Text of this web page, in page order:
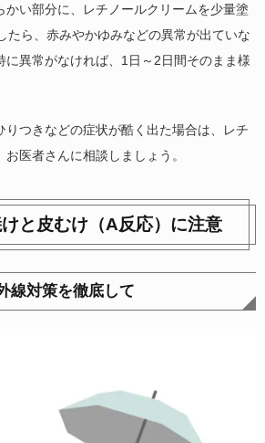
かい部分に、レチノールクリームを少量塗
たら、赤みやかゆみなどの異常が出ていな
に異常がなければ、1日～2日間そのまま様
りつきなどの症状が酷く出た場合は、レチ
医者さんに相談しましょう。
と皮むけ（A反応）に注意
線対策を徹底して